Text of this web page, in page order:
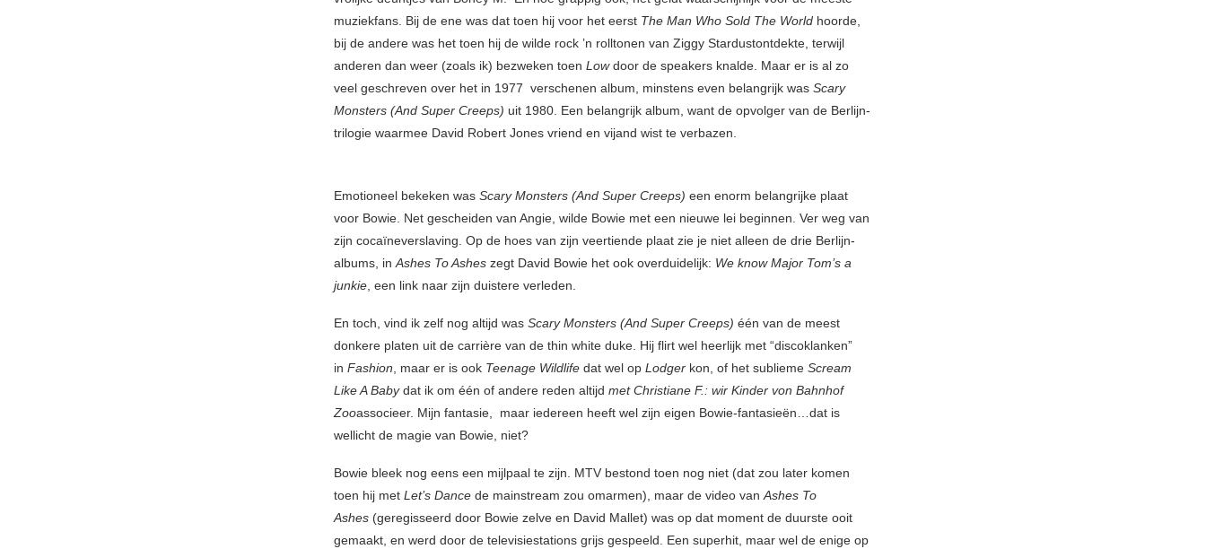
muziekfans. Bij de ene was dat toen hij voor het eerst The Man Who Sold The World hoorde,
bij de andere was het toen hij de wilde rock ’n rolltonen van Ziggy Stardustontdekte, terwijl
anderen dan weer (zoals ik) bezweken toen Lowdoor de speakers knalde. Maar er is al zo
veel geschreven over het in 1977 verschenen album, minstens even belangrijk was Scary
Monsters (And Super Creeps) uit 1980. Een belangrijk album, want de opvolger van de Berlijn-
trilogie waarmee David Robert Jones vriend en vijand wist te verbazen.
Emotioneel bekeken was Scary Monsters (And Super Creeps) een enorm belangrijke plaat
voor Bowie. Net gescheiden van Angie, wilde Bowie met een nieuwe lei beginnen. Ver weg van
zijn cocaïneverslaving. Op de hoes van zijn veertiende plaat zie je niet alleen de drie Berlijn-
albums, inAshes To Ashes zegt David Bowie het ook overduidelijk: We know Major Tom’s a
junkie, een link naar zijn duistere verleden.
En toch, vind ik zelf nog altijd was Scary Monsters (And Super Creeps) één van de meest
donkere platen uit de carrière van de thin white duke. Hij flirt wel heerlijk met “discoklanken”
in Fashion, maar er is ook Teenage Wildlife dat wel op Lodger kon, of het sublieme Scream
Like A Babydat ik om één of andere reden altijd met Christiane F.: wir Kinder von Bahnhof
Zooassocieer. Mijn fantasie, maar iedereen heeft wel zijn eigen Bowie-fantasieën…dat is
wellicht de magie van Bowie, niet?
Bowie bleek nog eens een mijlpaal te zijn. MTV bestond toen nog niet (dat zou later komen
toen hij met Let’s Dance de mainstream zou omarmen), maar de video vanAshes To
Ashes (geregisseerd door Bowie zelve en David Mallet) was op dat moment de duurste ooit
gemaakt, en werd door de televisiestations grijs gespeeld. Een superhit, maar wel de enige op